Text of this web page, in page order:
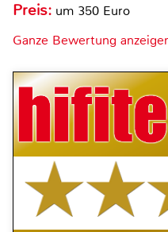
Preis: um 350 Euro
Ganze Bewertung